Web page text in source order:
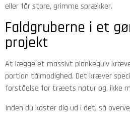
eller får store, grimme sprækker.
Faldgruberne i et
projekt
At lægge et massivt plankegulv
portion tålmodighed. Det kræver
forståelse for træets natur og, ikke
Inden du kaster dig ud i det, så